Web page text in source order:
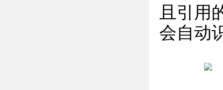
且引用
会自动